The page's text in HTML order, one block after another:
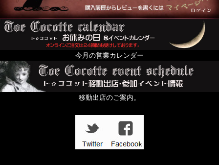
For KID's and Baby and FANY
オブジェ・人形・立体アート
ちょっと配るのにおすすめプチギフト特集
すずらんの日
今月の営業カレンダー
移動出店のご案内。